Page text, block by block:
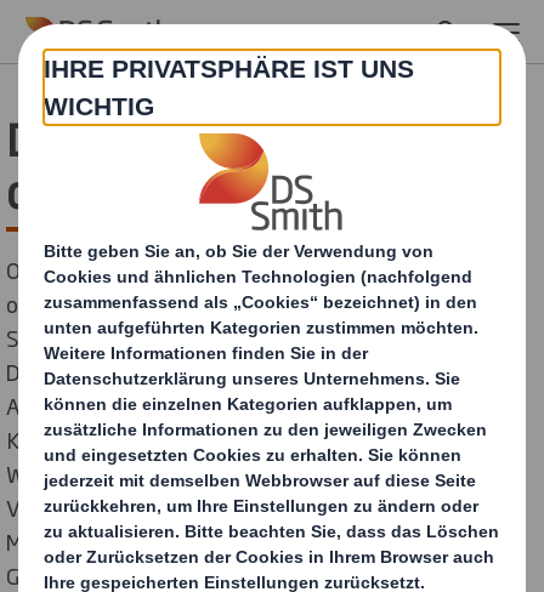
Skip to main content
DS Smith erfolgreich in
der Schweiz
Ob kreative Absatzförderung im stationären Handel
oder innovative Versandverpackung im E-Commerce:
Stets haben die Display- und Packaging Strategen von
DS Smith den ganzheitlichen Lieferkreislauf im Blick.
Am Ende steht eine perfekt auf die Anforderung des
Kunden abgestimmte Lösung, die überzeugende
Wertschöpfung generiert. Das beweisen auch die
Verpackungslösungen, die DS Smith für den Luzerner
Milchverarbeiter Emmi sowie das Schweizer
Großhandelsunternehmen Antalis entwickelt hat.